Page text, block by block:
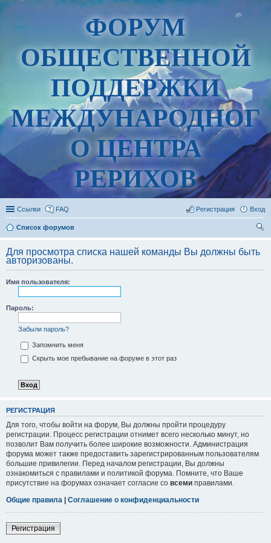
ФОРУМ
ОБЩЕСТВЕННОЙ
ПОДДЕРЖКИ
МЕЖДУНАРОДНОГ
О ЦЕНТРА
РЕРИХОВ
Ссылки FAQ Вход
Регистрация
Список форумов
ск
Для просмотра списка нашей команды Вы должны быть
авторизованы.
Имя пользователя:
Пароль:
Забыли пароль?
Запомнить меня
Скрыть мое пребывание на форуме в этот раз
РЕГИСТРАЦИЯ
Для того, чтобы войти на форум, Вы должны пройти процедуру
регистрации. Процесс регистрации отнимет всего несколько минут, но
позволит Вам получить более широкие возможности. Администрация
форума может также предоставить зарегистрированным пользователям
большие привилегии. Перед началом регистрации, Вы должны
ознакомиться с правилами и политикой форума. Помните, что Ваше
присутствие на форумах означает согласие со всеми правилами.
Общие правила | Соглашение о конфиденциальности
Регистрация